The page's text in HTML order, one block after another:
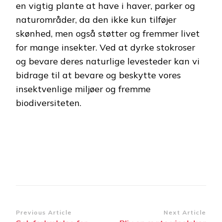
en vigtig plante at have i haver, parker og
naturområder, da den ikke kun tilføjer
skønhed, men også støtter og fremmer livet
for mange insekter. Ved at dyrke stokroser
og bevare deres naturlige levesteder kan vi
bidrage til at bevare og beskytte vores
insektvenlige miljøer og fremme
biodiversiteten.
Post
Previous Article Next Article